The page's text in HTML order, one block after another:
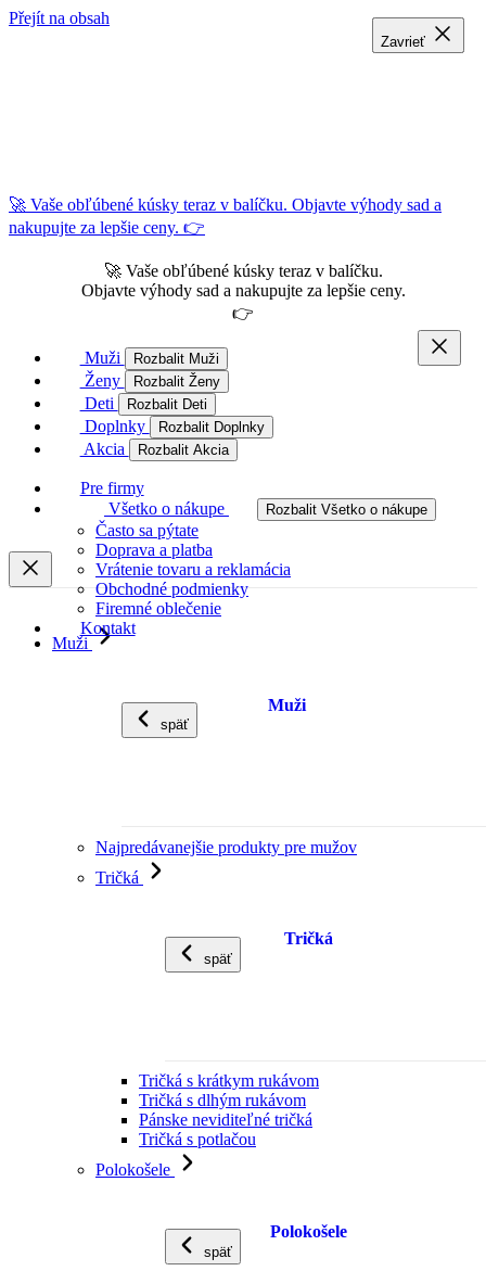
Přejít na obsah
🚀 Vaše obľúbené kúsky teraz v balíčku. Objavte výhody sad a
nakupujte za lepšie ceny. 👉
🚀 Vaše obľúbené kúsky teraz v balíčku.
Objavte výhody sad a nakupujte za lepšie ceny.
👉
Muži Rozbalit Muži
Ženy Rozbalit Ženy
Deti Rozbalit Deti
Doplnky Rozbalit Doplnky
Akcia Rozbalit Akcia
Pre firmy
Všetko o nákupe
Rozbalit Všetko o nákupe
Často sa pýtate
Doprava a platba
Vrátenie tovaru a reklamácia
Obchodné podmienky
Firemné oblečenie
Kontakt
Muži
späť
Muži
Najpredávanejšie produkty pre mužov
Tričká
späť
Tričká
Tričká s krátkym rukávom
Tričká s dlhým rukávom
Pánske neviditeľné tričká
Tričká s potlačou
Polokošele
späť
Polokošele
Zavrieť
Zavrieť
Zavrieť